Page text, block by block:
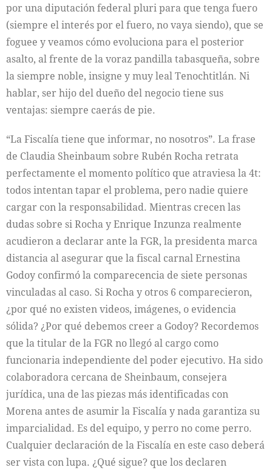
por una diputación federal pluri para que tenga fuero
(siempre el interés por el fuero, no vaya siendo), que se
foguee y veamos cómo evoluciona para el posterior
asalto, al frente de la voraz pandilla tabasqueña, sobre
la siempre noble, insigne y muy leal Tenochtitlán. Ni
hablar, ser hijo del dueño del negocio tiene sus
ventajas: siempre caerás de pie.
“La Fiscalía tiene que informar, no nosotros”. La frase
de Claudia Sheinbaum sobre Rubén Rocha retrata
perfectamente el momento político que atraviesa la 4t:
todos intentan tapar el problema, pero nadie quiere
cargar con la responsabilidad. Mientras crecen las
dudas sobre si Rocha y Enrique Inzunza realmente
acudieron a declarar ante la FGR, la presidenta marca
distancia al asegurar que la fiscal carnal Ernestina
Godoy confirmó la comparecencia de siete personas
vinculadas al caso. Si Rocha y otros 6 comparecieron,
¿por qué no existen videos, imágenes, o evidencia
sólida? ¿Por qué debemos creer a Godoy? Recordemos
que la titular de la FGR no llegó al cargo como
funcionaria independiente del poder ejecutivo. Ha sido
colaboradora cercana de Sheinbaum, consejera
jurídica, una de las piezas más identificadas con
Morena antes de asumir la Fiscalía y nada garantiza su
imparcialidad. Es del equipo, y perro no come perro.
Cualquier declaración de la Fiscalía en este caso deberá
ser vista con lupa. ¿Qué sigue? que los declaren